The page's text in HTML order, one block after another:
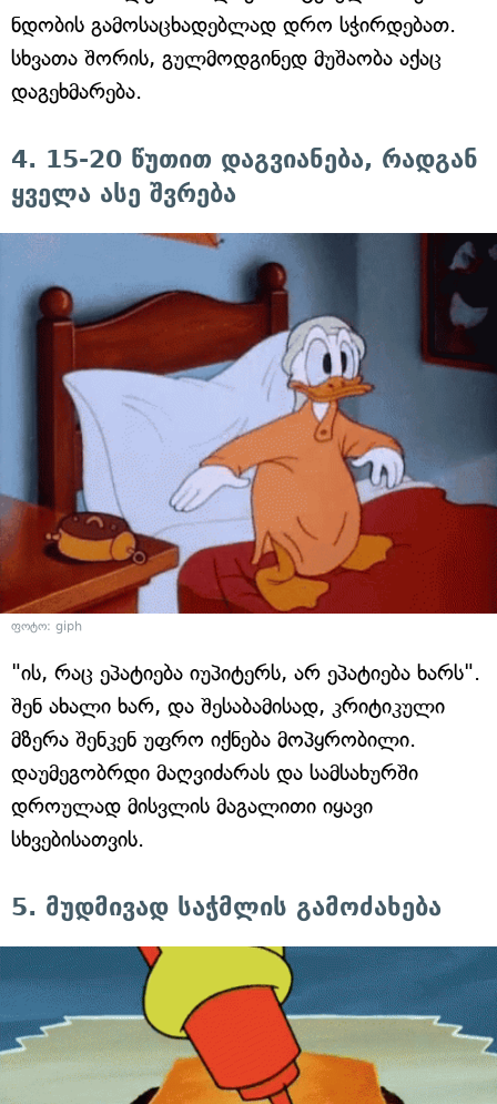
ნდობის გამოსაცხადებლად დრო სჭირდებათ.
სხვათა შორის, გულმოდგინედ მუშაობა აქაც
დაგეხმარება.
4. 15-20 წუთით დაგვიანება, რადგან
ყველა ასე შვრება
ფოტო: giph
"ის, რაც ეპატიება იუპიტერს, არ ეპატიება ხარს".
შენ ახალი ხარ, და შესაბამისად, კრიტიკული
მზერა შენკენ უფრო იქნება მოპყრობილი.
დაუმეგობრდი მაღვიძარას და სამსახურში
დროულად მისვლის მაგალითი იყავი
სხვებისათვის.
5. მუდმივად საჭმლის გამოძახება